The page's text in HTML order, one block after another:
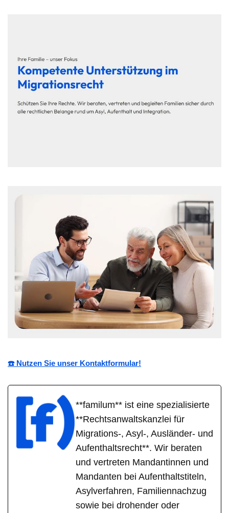
☎️ Nutzen Sie unser Kontaktformular!
**familum** ist eine spezialisierte
**Rechtsanwaltskanzlei für
Migrations-, Asyl-, Ausländer- und
Aufenthaltsrecht**. Wir beraten
und vertreten Mandantinnen und
Mandanten bei Aufenthaltstiteln,
Asylverfahren, Familiennachzug
sowie bei drohender oder